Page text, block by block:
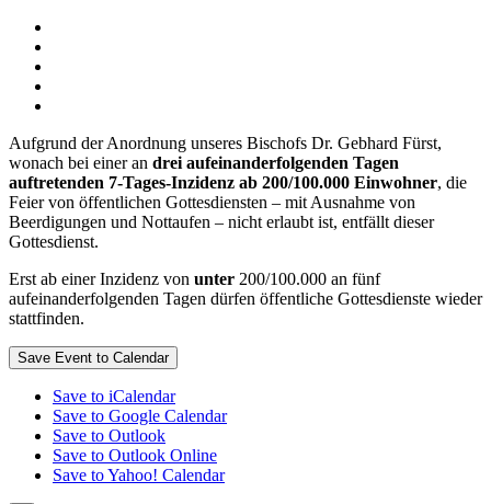
Aufgrund der Anordnung unseres Bischofs Dr. Gebhard Fürst,
wonach bei einer an drei aufeinanderfolgenden Tagen
auftretenden 7-Tages-Inzidenz ab 200/100.000 Einwohner, die
Feier von öffentlichen Gottesdiensten – mit Ausnahme von
Beerdigungen und Nottaufen – nicht erlaubt ist, entfällt dieser
Gottesdienst.
Erst ab einer Inzidenz von unter 200/100.000 an fünf
aufeinanderfolgenden Tagen dürfen öffentliche Gottesdienste wieder
stattfinden.
Save Event to Calendar
Save to iCalendar
Save to Google Calendar
Save to Outlook
Save to Outlook Online
Save to Yahoo! Calendar